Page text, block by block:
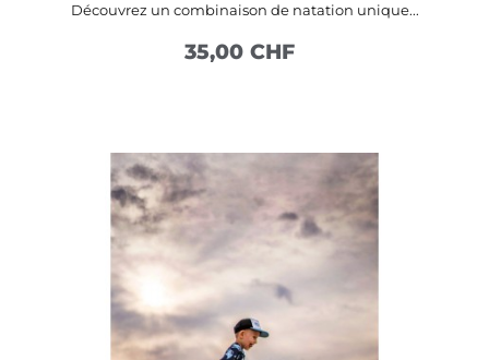
Découvrez un combinaison de natation unique...
35,00 CHF
VOIR PLUS